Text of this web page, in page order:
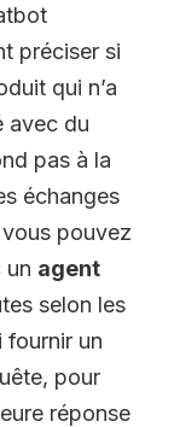
préciser si
qui n’a
avec du
pas à la
échanges
pouvez
un agent
selon les
fournir un
pour
réponse